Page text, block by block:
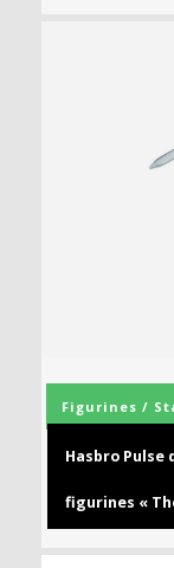
Figurines /
Hasbro
figurines «